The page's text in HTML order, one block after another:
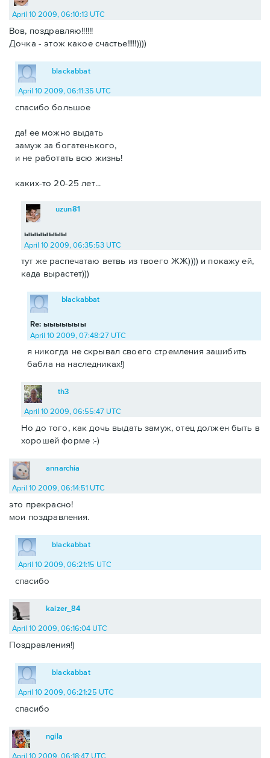
April 10 2009, 06:10:13 UTC
Вов, поздравляю!!!!!!
Дочка - этож какое счастье!!!!!))))
blackabbat
April 10 2009, 06:11:35 UTC
спасибо большое
да! ее можно выдать
замуж за богатенького,
и не работать всю жизнь!
каких-то 20-25 лет...
ыыыыыыы
uzun81
April 10 2009, 06:35:53 UTC
тут же распечатаю ветвь из твоего ЖЖ)))) и покажу ей,
када вырастет)))
Re: ыыыыыыы
blackabbat
April 10 2009, 07:48:27 UTC
я никогда не скрывал своего стремления зашибить
бабла на наследниках!)
th3
April 10 2009, 06:55:47 UTC
Но до того, как дочь выдать замуж, отец должен быть в
хорошей форме :-)
annarchia
April 10 2009, 06:14:51 UTC
это прекрасно!
мои поздравления.
blackabbat
April 10 2009, 06:21:15 UTC
спасибо
kaizer_84
April 10 2009, 06:16:04 UTC
Поздравления!)
blackabbat
April 10 2009, 06:21:25 UTC
спасибо
ngila
April 10 2009, 06:18:47 UTC